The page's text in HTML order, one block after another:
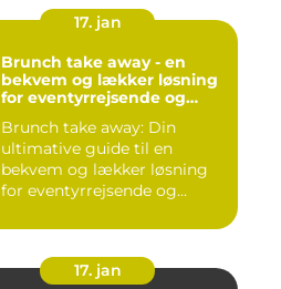
17. jan
Brunch take away - en
bekvem og lækker løsning
for eventyrrejsende og
Brunch take away: Din
ultimative guide til en
bekvem og lækker løsning
for eventyrrejsende og
17. jan